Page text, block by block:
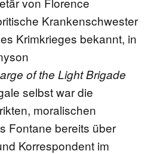
Krankenschwester
Krimkrieges bekannt, in
of the Light Brigade
selbst war die
moralischen
Fontane bereits über
Korrespondent im